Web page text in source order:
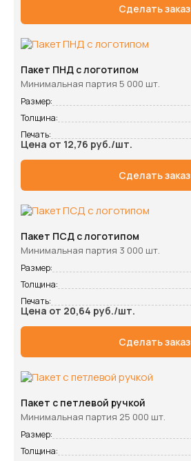
Сделать заказ
Пакет ПНД с логотипом
Минимальная партия 5 000 шт.
Размер:
Толщина:
Печать:
Цена от 12,76 руб./шт.
Сделать заказ
Пакет ПСД с логотипом
Минимальная партия 3 000 шт.
Размер:
Толщина:
Печать:
Цена от 20,64 руб./шт.
Сделать заказ
Пакет с петлевой ручкой
Минимальная партия 25 000 шт.
Размер:
Толщина: